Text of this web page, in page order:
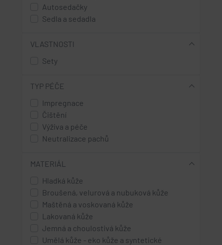
Autosedačky
Sedla a sedadla
VLASTNOSTI
Sety
TYP PÉČE
Impregnace
Čištění
Výživa a péče
Neutralizace pachů
MATERIÁL
Hladká kůže
Broušená, velurová a nubuková kůže
Maštěná a voskovaná kůže
Lakovaná kůže
Jemná a choulostivá kůže
Umělá kůže - eko kůže a syntetické